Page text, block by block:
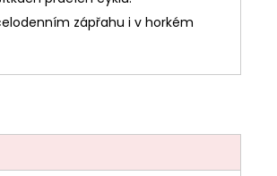
zápřahu i v horkém